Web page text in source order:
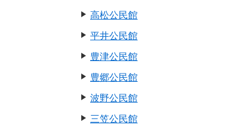
高松公民館
平井公民館
豊津公民館
豊郷公民館
波野公民館
三笠公民館